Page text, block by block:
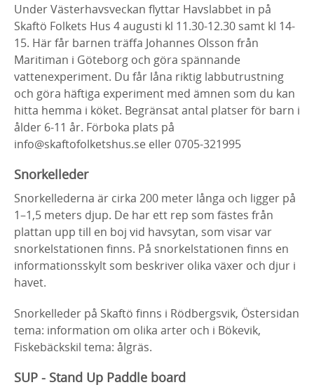
Under Västerhavsveckan flyttar Havslabbet in på
Skaftö Folkets Hus 4 augusti kl 11.30-12.30 samt kl 14-
15. Här får barnen träffa Johannes Olsson från
Maritiman i Göteborg och göra spännande
vattenexperiment. Du får låna riktig labbutrustning
och göra häftiga experiment med ämnen som du kan
hitta hemma i köket. Begränsat antal platser för barn i
ålder 6-11 år. Förboka plats på
info@skaftofolketshus.se eller 0705-321995
Snorkelleder
Snorkellederna är cirka 200 meter långa och ligger på
1–1,5 meters djup. De har ett rep som fästes från
plattan upp till en boj vid havsytan, som visar var
snorkelstationen finns. På snorkelstationen finns en
informationsskylt som beskriver olika växer och djur i
havet.
Snorkelleder på Skaftö finns i Rödbergsvik, Östersidan
tema: information om olika arter och i Bökevik,
Fiskebäckskil tema: ålgräs.
SUP - Stand Up Paddle board